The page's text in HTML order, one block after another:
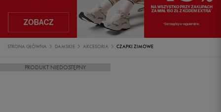
STRONA GŁÓWNA DAMSKIE AKCESORIA CZAPKI ZIMOWE
PRODUKT NIEDOSTĘPNY